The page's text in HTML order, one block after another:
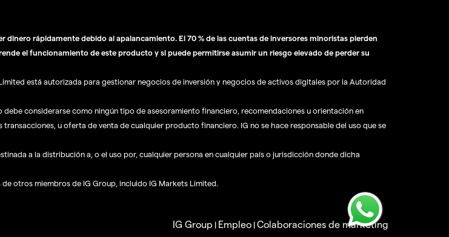
rápidamente debido al apalancamiento. El 70 % de las cuentas de inversores minoristas pierden
el funcionamiento de este producto y si puede permitirse asumir un riesgo elevado de perder su
está autorizada para gestionar negocios de inversión y negocios de activos digitales por la Autoridad
considerarse como ningún tipo de asesoramiento financiero, recomendaciones u orientación en
u oferta de venta de cualquier producto financiero. IG no se hace responsable del uso que se
a la distribución a, o el uso por, cualquier persona en cualquier país o jurisdicción donde dicha
otros miembros de IG Group, incluido IG Markets Limited.
IG Group | Empleo |Colaboraciones de marketing